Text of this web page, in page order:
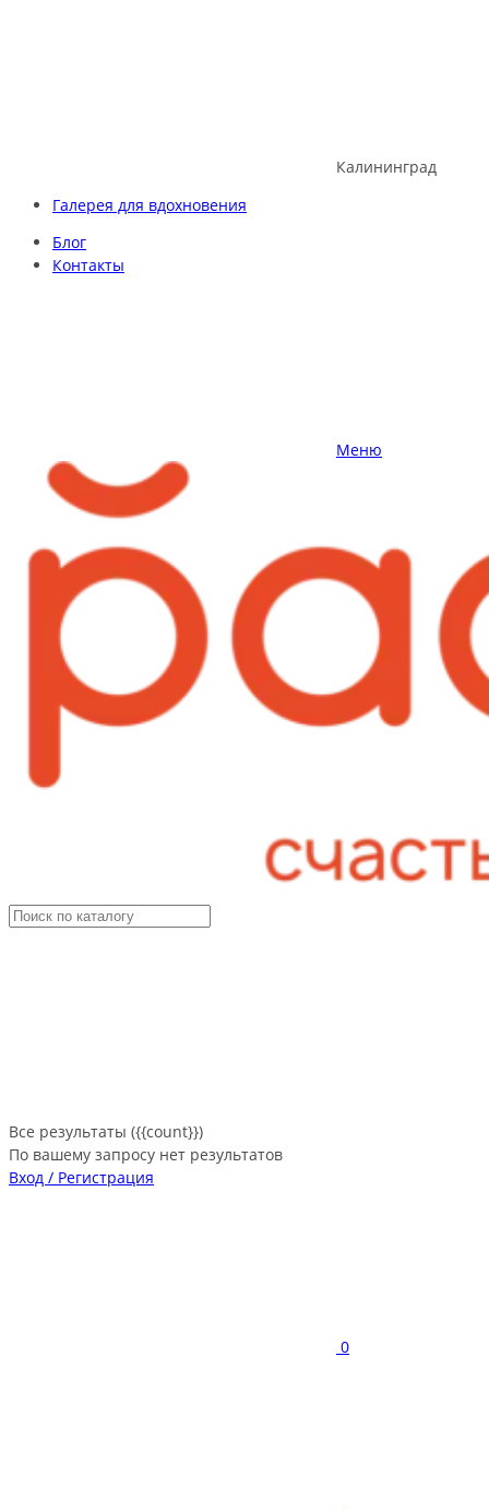
Калининград
Галерея для вдохновения
Блог
Контакты
Меню
Все результаты ({{count}})
По вашему запросу нет результатов
Вход / Регистрация
0